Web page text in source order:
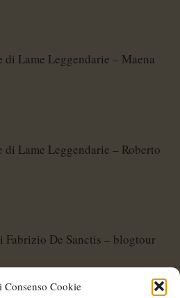
Consenso Cookie
di Lame Leggendarie – Maena
di Lame Leggendarie – Roberto
De Sanctis – blogtour